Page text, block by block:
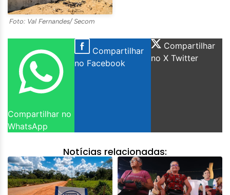
Foto: Val Fernandes/ Secom
Compartilhar no
WhatsApp
Compartilhar
no Facebook
Compartilhar
no X Twitter
Notícias relacionadas: